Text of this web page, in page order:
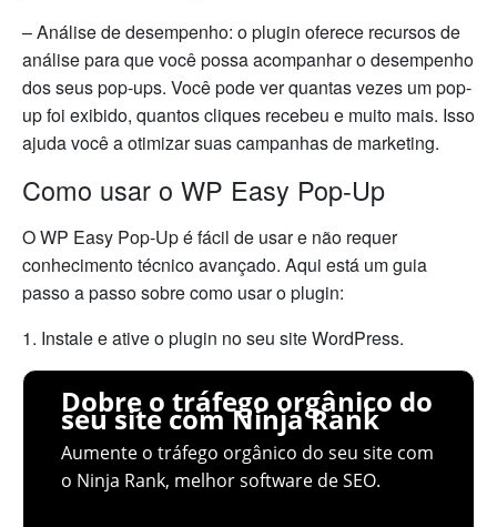
– Análise de desempenho: o plugin oferece recursos de
análise para que você possa acompanhar o desempenho
dos seus pop-ups. Você pode ver quantas vezes um pop-
up foi exibido, quantos cliques recebeu e muito mais. Isso
ajuda você a otimizar suas campanhas de marketing.
Como usar o WP Easy Pop-Up
O WP Easy Pop-Up é fácil de usar e não requer
conhecimento técnico avançado. Aqui está um guia
passo a passo sobre como usar o plugin:
1. Instale e ative o plugin no seu site WordPress.
Dobre o tráfego orgânico do
seu site com Ninja Rank
Aumente o tráfego orgânico do seu site com
o Ninja Rank, melhor software de SEO.